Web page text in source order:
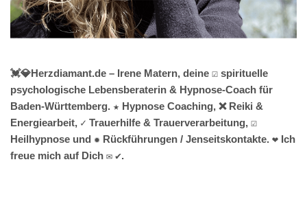
💓️💎Herzdiamant.de – Irene Matern, deine ☑️ spirituelle
psychologische Lebensberaterin & Hypnose-Coach für
Baden-Württemberg. ★ Hypnose Coaching, ❌ Reiki &
Energiearbeit, ✓ Trauerhilfe & Trauerverarbeitung, ☑️
Heilhypnose und ✹ Rückführungen / Jenseitskontakte. ❤ Ich
freue mich auf Dich ✉ ✔.